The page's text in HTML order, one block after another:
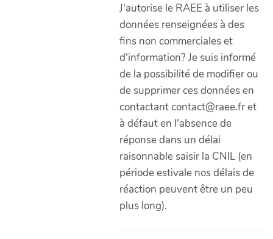
J'autorise le RAEE à utiliser les
données renseignées à des
fins non commerciales et
d'information? Je suis informé
de la possibilité de modifier ou
de supprimer ces données en
contactant contact@raee.fr et
à défaut en l'absence de
réponse dans un délai
raisonnable saisir la CNIL (en
période estivale nos délais de
réaction peuvent être un peu
plus long).